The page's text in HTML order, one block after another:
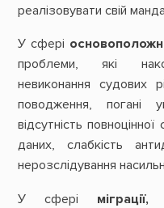
реалізовувати свій
У сфері
проблеми, які
невиконання судових
поводження, погані
відсутність
даних, слабкість
нерозслідування
У сфері